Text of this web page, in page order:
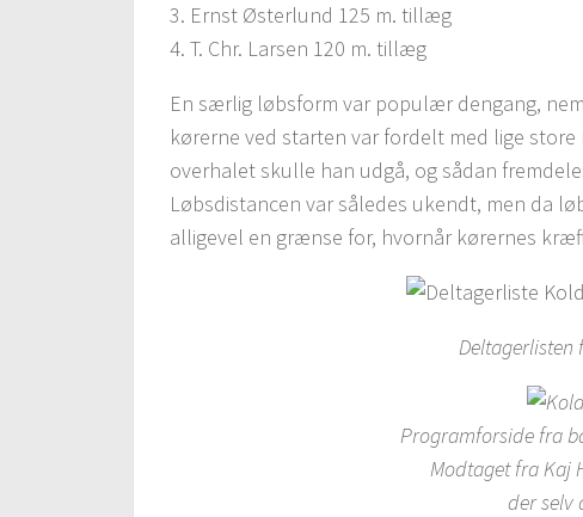
3. Ernst Østerlund 125 m. tillæg
4. T. Chr. Larsen 120 m. tillæg
En særlig løbsform var populær dengang,
kørerne ved starten var fordelt med lige
overhalet skulle han udgå, og sådan
Løbsdistancen var således ukendt, men da
alligevel en grænse for, hvornår kørernes
Deltagerlisten
Programforside fra
Modtaget fra Kaj
der selv